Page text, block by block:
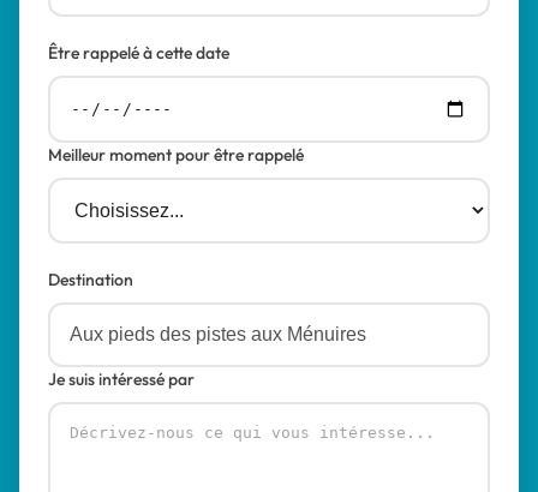
Être rappelé à cette date
Meilleur moment pour être rappelé
Destination
Je suis intéressé par